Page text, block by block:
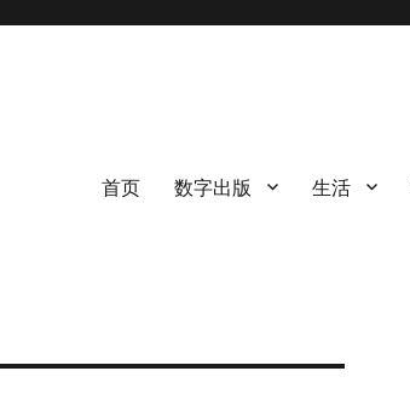
首页 数字出版 生活